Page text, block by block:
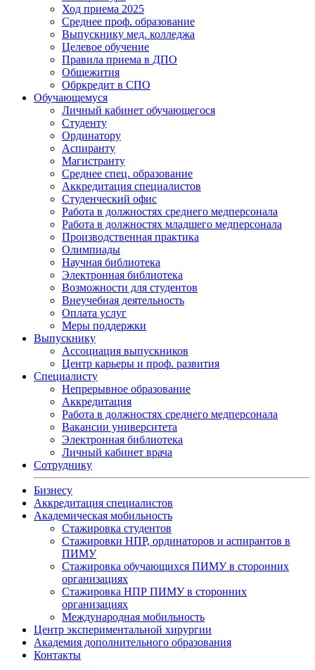
Ход приема 2025
Среднее проф. образование
Выпускнику мед. колледжа
Целевое обучение
Правила приема в ДПО
Общежития
Обркредит в СПО
Обучающемуся
Личный кабинет обучающегося
Студенту
Ординатору
Аспиранту
Магистранту
Среднее спец. образование
Аккредитация специалистов
Студенческий офис
Работа в должностях среднего медперсонала
Работа в должностях младшего медперсонала
Производственная практика
Олимпиады
Научная библиотека
Электронная библиотека
Возможности для студентов
Внеучебная деятельность
Оплата услуг
Меры поддержки
Выпускнику
Ассоциация выпускников
Центр карьеры и проф. развития
Специалисту
Непрерывное образование
Аккредитация
Работа в должностях среднего медперсонала
Вакансии университета
Электронная библиотека
Личный кабинет врача
Сотруднику
Бизнесу
Аккредитация специалистов
Академическая мобильность
Стажировка студентов
Стажировки НПР, ординаторов и аспирантов в
ПИМУ
Стажировка обучающихся ПИМУ в сторонних
организациях
Стажировка НПР ПИМУ в сторонних
организациях
Международная мобильность
Центр экспериментальной хирургии
Академия дополнительного образования
Контакты